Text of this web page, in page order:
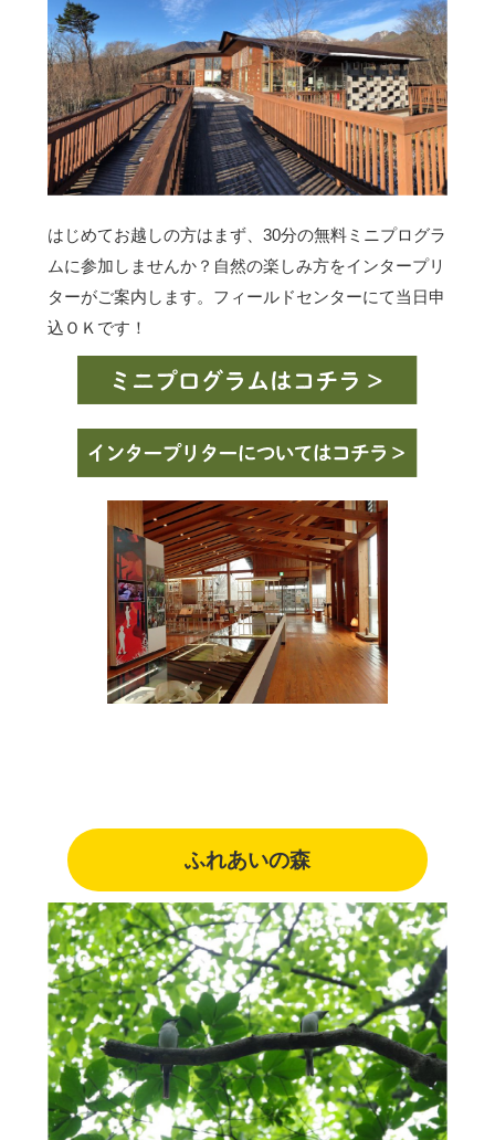
はじめてお越しの方はまず、30分の無料ミニプログラ
ムに参加しませんか？自然の楽しみ方をインタープリ
ターがご案内します。フィールドセンターにて当日申
込ＯＫです！
ふれあいの森